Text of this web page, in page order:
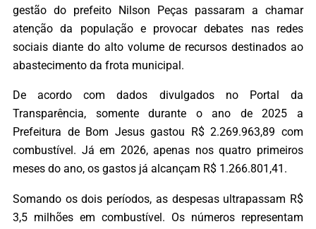
gestão do prefeito Nilson Peças passaram a chamar
atenção da população e provocar debates nas redes
sociais diante do alto volume de recursos destinados ao
abastecimento da frota municipal.
De acordo com dados divulgados no Portal da
Transparência, somente durante o ano de 2025 a
Prefeitura de Bom Jesus gastou R$ 2.269.963,89 com
combustível. Já em 2026, apenas nos quatro primeiros
meses do ano, os gastos já alcançam R$ 1.266.801,41.
Somando os dois períodos, as despesas ultrapassam R$
3,5 milhões em combustível. Os números representam